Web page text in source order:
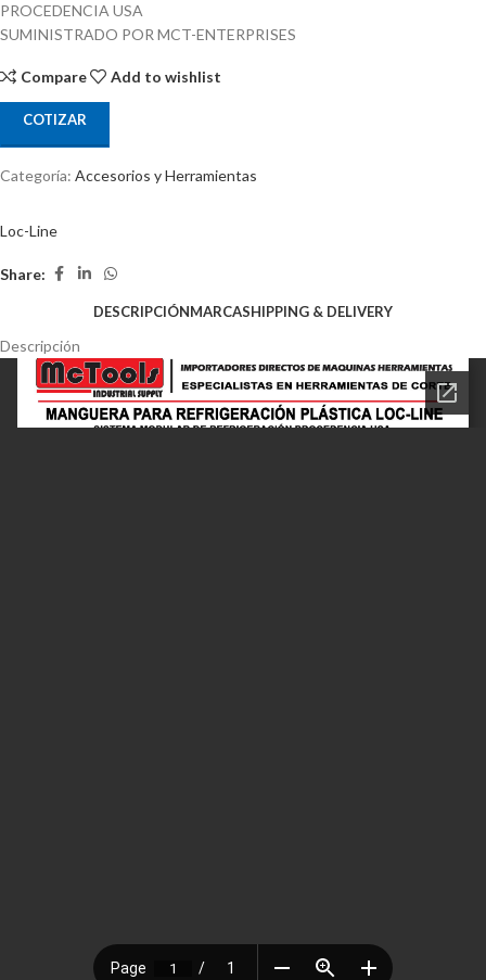
PROCEDENCIA USA
SUMINISTRADO POR MCT-ENTERPRISES
Compare Add to wishlist
COTIZAR
Categoría: Accesorios y Herramientas
Loc-Line
Share:
DESCRIPCIÓNMARCASHIPPING & DELIVERY
Descripción